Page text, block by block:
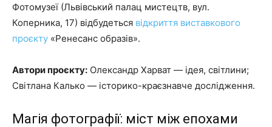
Фотомузеї (Львівський палац мистецтв, вул.
Коперника, 17) відбудеться відкриття виставкового
проєкту «Ренесанс образів».
Автори проєкту: Олександр Харват — ідея, світлини;
Світлана Калько — історико-краєзнавче дослідження.
Магія фотографії: міст між епохами